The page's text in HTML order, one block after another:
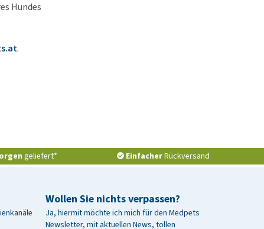
Hundes
.
geliefert* EinfacherRückversand
Wollen Sie nichts verpassen?
Ja, hiermit möchte ich mich für den Medpets
Newsletter, mit aktuellen News, tollen